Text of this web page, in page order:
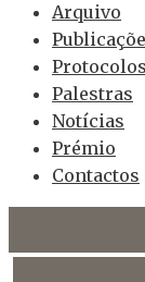
Arquivo
Protocolos
Palestras
Notícias
Prémio
Contactos